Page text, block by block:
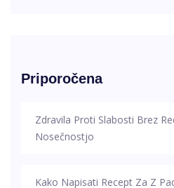
Priporočena
Zdravila Proti Slabosti Brez
Nosečnostjo
Kako Napisati Recept Za Z